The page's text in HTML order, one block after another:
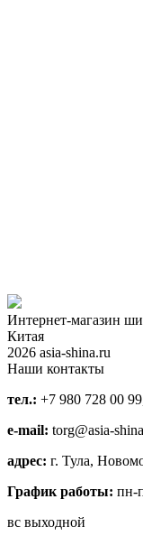
Интернет-магазин
Китая
2026 asia-shina.ru
Наши контакты
тел.: +7 980 728 00
e-mail: torg@asia-
адрес: г. Тула,
График работы: пн-
вс выходной